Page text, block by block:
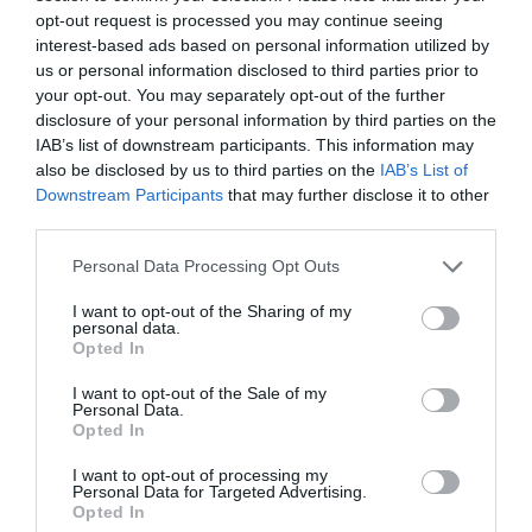
opt-out request is processed you may continue seeing
interest-based ads based on personal information utilized by
us or personal information disclosed to third parties prior to
your opt-out. You may separately opt-out of the further
disclosure of your personal information by third parties on the
IAB’s list of downstream participants. This information may
also be disclosed by us to third parties on the IAB’s List of
Downstream Participants that may further disclose it to other
Please note that this website/app uses one or more Google
not limited to your visit or usage behaviour. You may click to
grant or deny consent to Google and its third-party tags to
use your data for below specified purposes in below Google
consent section.
Personal Data Processing Opt Outs
I want to opt-out of the Sharing of my
personal data.
Opted In
I want to opt-out of the Sale of my
Personal Data.
Opted In
I want to opt-out of processing my
Personal Data for Targeted Advertising.
Opted In
Ez is tetszeni fog!
Így telt egy év a középkorban – a
vetéstől a téli túlélésig
A városfalak, a bezárt kapuk és az esti harangszó
mind azt jelezték, hogy
éjszakára megváltozik a
rend.Este hét vagy nyolc óra körül, évszaktól
függően, kijárási tilalom lépett életbe, ami egyben
járta az utcákat, bár hatékonyságuk változó
Olykor lelkiismeretes polgárok látták el ezt a
alabárdokkal felszerelt őrök, akikről nem egyszer azt
jegyezték fel, hogy korruptak voltak, vagy elaludtak
szolgálat közben.
Elsődleges feladatuk az alapvető
rend fenntartása volt: megállították az idegeneket,
ellenőrizték az ajtókat, betartatták a kijárási tilalmat,